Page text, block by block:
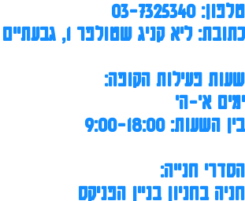
טלפון: 03-7325340
כתובת: ליא קניג שטולפר 1, גבעתיים
שעות פעילות הקופה:
ימים א'-ה'
בין השעות: 9:00-18:00
הסדרי חנייה:
חניה בחניון בניין הפניקס